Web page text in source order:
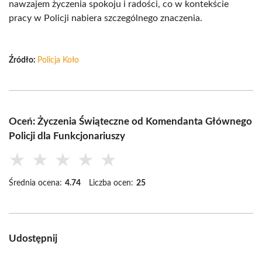
nawzajem życzenia spokoju i radości, co w kontekście
pracy w Policji nabiera szczególnego znaczenia.
Źródło: Policja Koło
Oceń: Życzenia Świąteczne od Komendanta Głównego
Policji dla Funkcjonariuszy
★ ★ ★ ★ ★
Średnia ocena: 4.74 Liczba ocen: 25
Udostępnij